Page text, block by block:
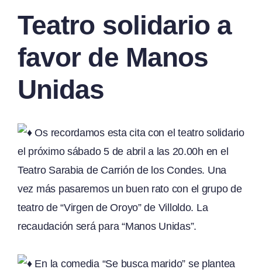
Teatro solidario a
favor de Manos
Unidas
Os recordamos esta cita con el teatro solidario
el próximo sábado 5 de abril a las 20.00h en el
Teatro Sarabia de Carrión de los Condes. Una
vez más pasaremos un buen rato con el grupo de
teatro de “Virgen de Oroyo” de Villoldo. La
recaudación será para “Manos Unidas”.
En la comedia “Se busca marido” se plantea